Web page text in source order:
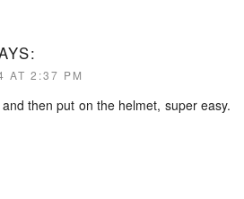
AT 2:37 PM
then put on the helmet, super easy.